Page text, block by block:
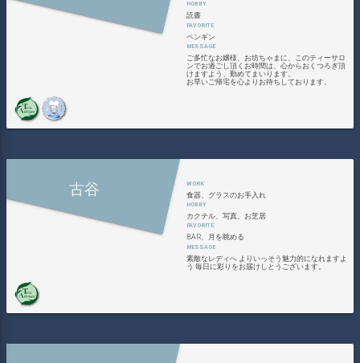
読書
ペンギン
ご多忙なお嬢様、お坊ちゃまに、このティーサロ
ンでお過ごし頂くお時間は、心からおくつろぎ頂
けますよう、勤めてまいります。
お早いご帰宅を心よりお待ちしております。
古谷 食器、グラスのお手入れ
カクテル、写真、お芝居
BAR、月を眺める
素敵なレディへ よりいっそう魅力的になれますよ
う 毎日に彩りをお届けしとうございます。